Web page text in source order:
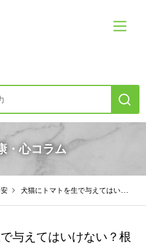
・心コラム
犬猫にトマトを生で与えてはいけない？根拠不明情報の対処法
与えてはいけない？根